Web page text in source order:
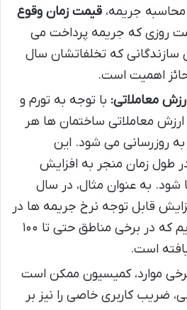
جریمه، قیمت زمان وقوع
روزی که جریمه پرداخت می
سازندگانی که تخلفاتشان سال
اهمیت است.
معاملاتی: با توجه به تورم و
ارزش معاملاتی ساختمان ها هر
روزرسانی می شود. این
طول زمان منجر به افزایش
به عنوان مثال، در سال
قابل توجه نرخ جریمه ها در
کلان شهرها بوده ایم که در برخی مناطق حتی تا ۱۰۰
است.
موارد، کمیسیون ممکن است
ضریب کاربری خاصی را نیز بر